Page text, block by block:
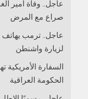
عاجل.. وفاة امير
صراع مع المرض
عاجل.. ترمب يهاتف
لزيارة واشنطن
السفارة الأمريكية
الحكومة العراقية